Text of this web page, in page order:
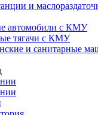
и
автомобили с КМУ
тягачи с КМУ
и санитарные